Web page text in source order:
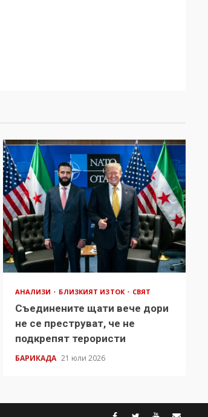
АНАЛИЗИ БЛИЗКИЯТ ИЗТОК СВЯТ
Съединените щати вече дори
не се преструват, че не
подкрепят терористи
БАРИКАДА 21 юли 2026